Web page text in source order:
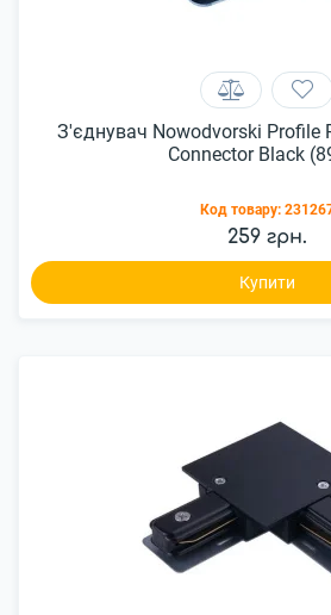
З'єднувач Nowodvorski Profile
Connector Black
Код товару:
259 грн.
Купити